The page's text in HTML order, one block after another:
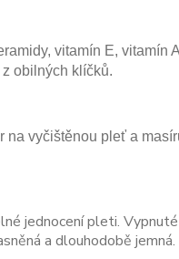
vitamín E, vitamín
obilných klíčků.
na vyčištěnou pleť a
jednocení pleti.
a dlouhodobě jemná.